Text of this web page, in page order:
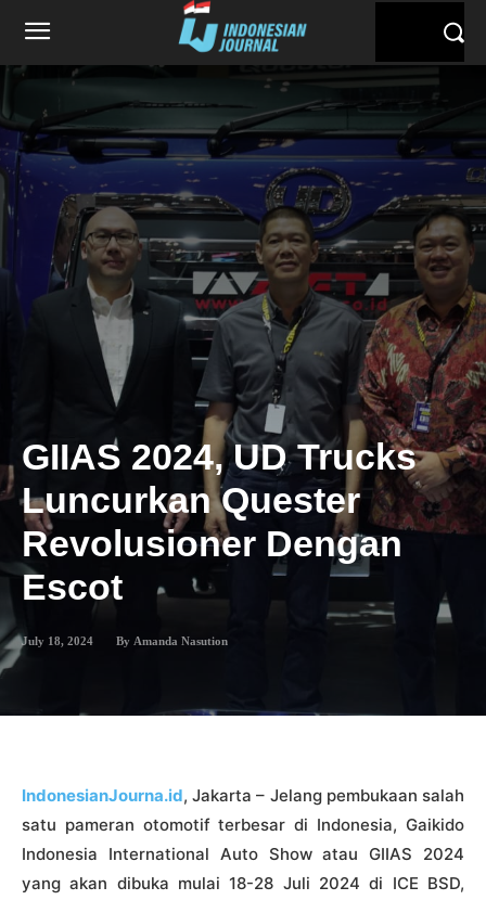
GIIAS 2024, UD Trucks
Luncurkan Quester
Revolusioner Dengan
Escot
July 18, 2024 By Amanda Nasution
IndonesianJourna.id, Jakarta – Jelang pembukaan salah
satu pameran otomotif terbesar di Indonesia, Gaikido
Indonesia International Auto Show atau GIIAS 2024
yang akan dibuka mulai 18-28 Juli 2024 di ICE BSD,